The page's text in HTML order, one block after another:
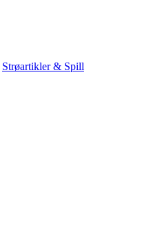
Strøartikler & Spill